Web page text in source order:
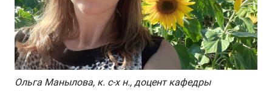
Ольга Манылова, к. с-х н., доцент кафедры